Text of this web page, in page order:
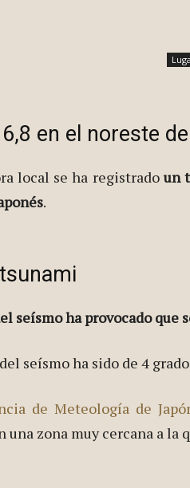
en el noreste
local se ha registradoun
.
seísmo ha provocado que
seísmo ha sido de 4
de Meteología de
una zona muy cercana a la